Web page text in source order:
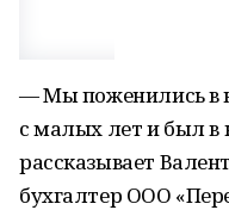
— Мы поженились в
с малых лет и был в
рассказывает
бухгалтер ООО